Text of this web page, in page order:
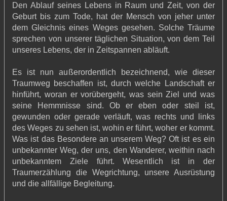
Den Ablauf seines Lebens in Raum und Zeit, von der
Geburt bis zum Tode, hat der Mensch von jeher unter
dem Gleichnis eines Weges gesehen. Solche Träume
sprechen von unserer täglichen Situation, von dem Teil
unseres Lebens, der in Zeitspannen abläuft.
Es ist nun außerordentlich bezeichnend, wie dieser
Traumweg beschaffen ist, durch welche Landschaft er
hinführt, woran er vorübergeht, was sein Ziel und was
seine Hemmnisse sind. Ob er eben oder steil ist,
gewunden oder gerade verläuft, was rechts und links
des Weges zu sehen ist, wohin er führt, woher er kommt.
Was ist das Besondere an unserem Weg? Oft ist es ein
unbekannter Weg, der uns, den Wanderer, weithin nach
unbekanntem Ziele führt. Wesentlich ist in der
Traumerzählung die Wegrichtung, unsere Ausrüstung
und die allfällige Begleitung.